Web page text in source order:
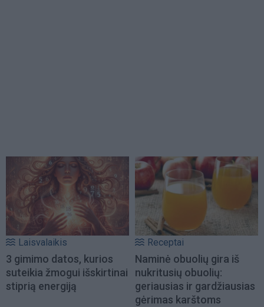
Laisvalaikis
3 gimimo datos, kurios
suteikia žmogui išskirtinai
stiprią energiją
Receptai
Naminė obuolių gira iš
nukritusių obuolių:
geriausias ir gardžiausias
gėrimas karštoms